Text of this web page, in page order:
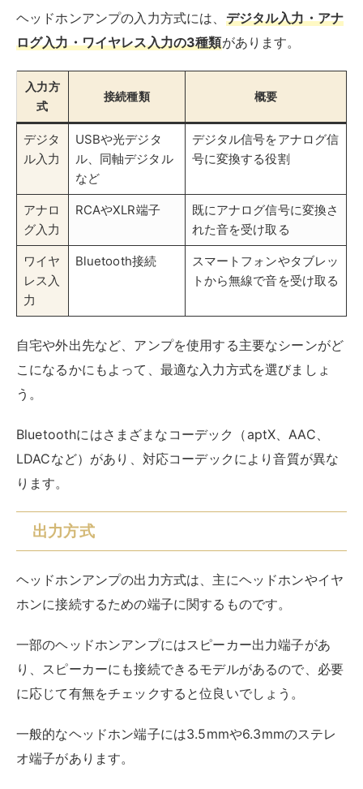
ヘッドホンアンプの入力方式には、 デジタル入力・アナ
ログ入力・ワイヤレス入力の3種類があります。
入力方
式
接続種類 概要
デジタ
ル入力
USBや光デジタ
ル、同軸デジタル
など
デジタル信号をアナログ信
号に変換する役割
アナロ
グ入力
RCAやXLR端子
既にアナログ信号に変換さ
れた音を受け取る
ワイヤ
レス入
力
Bluetooth接続
スマートフォンやタブレッ
トから無線で音を受け取る
自宅や外出先など、アンプを使用する主要なシーンがど
こになるかにもよって、最適な入力方式を選びましょ
う。
Bluetoothにはさまざまなコーデック（aptX、AAC、
LDACなど）があり、対応コーデックにより音質が異な
ります。
出力方式
ヘッドホンアンプの出力方式は、主にヘッドホンやイヤ
ホンに接続するための端子に関するものです。
一部のヘッドホンアンプにはスピーカー出力端子があ
り、スピーカーにも接続できるモデルがあるので、必要
に応じて有無をチェックすると位良いでしょう。
一般的なヘッドホン端子には3.5mmや6.3mmのステレ
オ端子があります。